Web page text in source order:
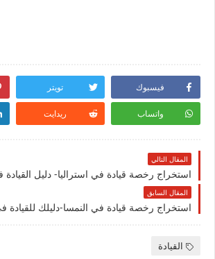
فيسبوك تويتر
واتساب ريدايت
المقال التالي
استخراج رخصة قيادة في استراليا- دليل القيادة
المقال السابق
استخراج رخصة قيادة في النمسا-دليلك للقيادة
القيادة